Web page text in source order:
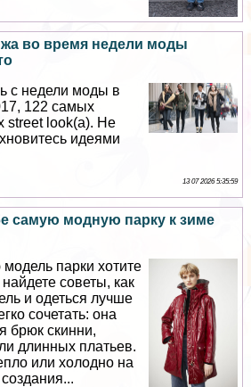
во время недели моды
с недели моды в
122 самых
street look(а). Не
идеями
13 07 2026 5:35:59
самую модную парку к зиме
парки хотите
советы, как
и одеться лучше
сочетать: она
брюк скинни,
длинных платьев.
или холодно на